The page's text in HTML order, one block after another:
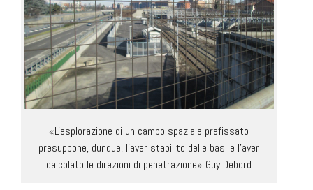
«L'esplorazione di un campo spaziale prefissato
presuppone, dunque, l'aver stabilito delle basi e l'aver
calcolato le direzioni di penetrazione» Guy Debord